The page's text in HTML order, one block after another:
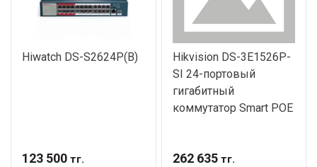
Hiwatch DS-S2624P(B)
123 500 тг.
Hikvision DS-3E1526P-
SI 24-портовый
гигабитный
коммутатор Smart POE
262 635тг.